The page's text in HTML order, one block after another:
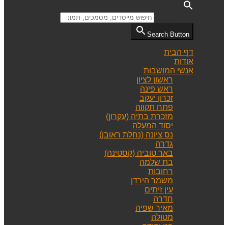
Search Button
דף הבית
אודות
אנשי המושבות
ראשון לציון
ראש פינה
זכרון יעקב
פתח תקווה
מזכרת בתיה (עקרון)
יסוד המעלה
נס ציונה (נחלת ראובן)
גדרה
באר טוביה (קסטינה)
בת שלמה
רחובות
משמר הירדן
עין זיתים
חדרה
מאיר שפיה
מטולה